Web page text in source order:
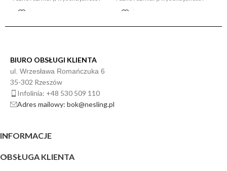
stabilność. Sprawdź więcej!
stabilność. Sprawdź więcej!
BIURO OBSŁUGI KLIENTA
ul. Wrzesława Romańczuka 6
35-302 Rzeszów
Infolinia: +48 530 509 110
Adres mailowy: bok@nesling.pl
INFORMACJE
OBSŁUGA KLIENTA